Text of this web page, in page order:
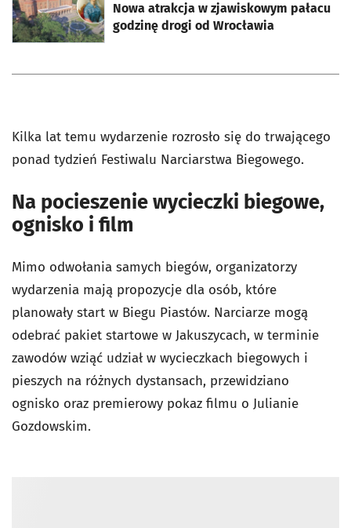
Nowa atrakcja w zjawiskowym pałacu
godzinę drogi od Wrocławia
Kilka lat temu wydarzenie rozrosło się do trwającego
ponad tydzień Festiwalu Narciarstwa Biegowego.
Na pocieszenie wycieczki biegowe,
ognisko i film
Mimo odwołania samych biegów, organizatorzy
wydarzenia mają propozycje dla osób, które
planowały start w Biegu Piastów. Narciarze mogą
odebrać pakiet startowe w Jakuszycach, w terminie
zawodów wziąć udział w wycieczkach biegowych i
pieszych na różnych dystansach, przewidziano
ognisko oraz premierowy pokaz filmu o Julianie
Gozdowskim.